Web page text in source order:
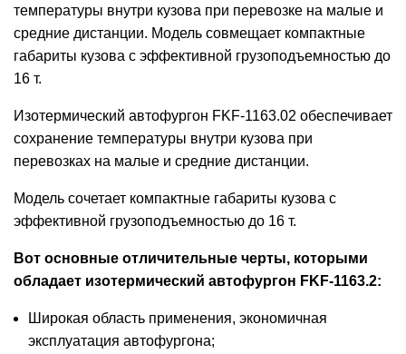
температуры внутри кузова при перевозке на малые и
средние дистанции. Модель совмещает компактные
габариты кузова с эффективной грузоподъемностью до
16 т.
Изотермический автофургон FKF-1163.02 обеспечивает
сохранение температуры внутри кузова при
перевозках на малые и средние дистанции.
Модель сочетает компактные габариты кузова с
эффективной грузоподъемностью до 16 т.
Вот основные отличительные черты, которыми
обладает изотермический автофургон FKF-1163.2:
Широкая область применения, экономичная
эксплуатация автофургона;